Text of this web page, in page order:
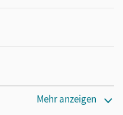
Mehr anzeigen